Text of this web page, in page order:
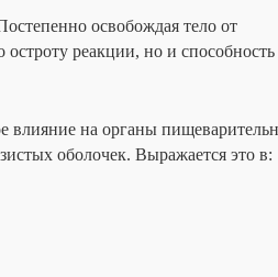
освобождая тело от
реакции, но и способность
влияние на органы
оболочек. Выражается это в: